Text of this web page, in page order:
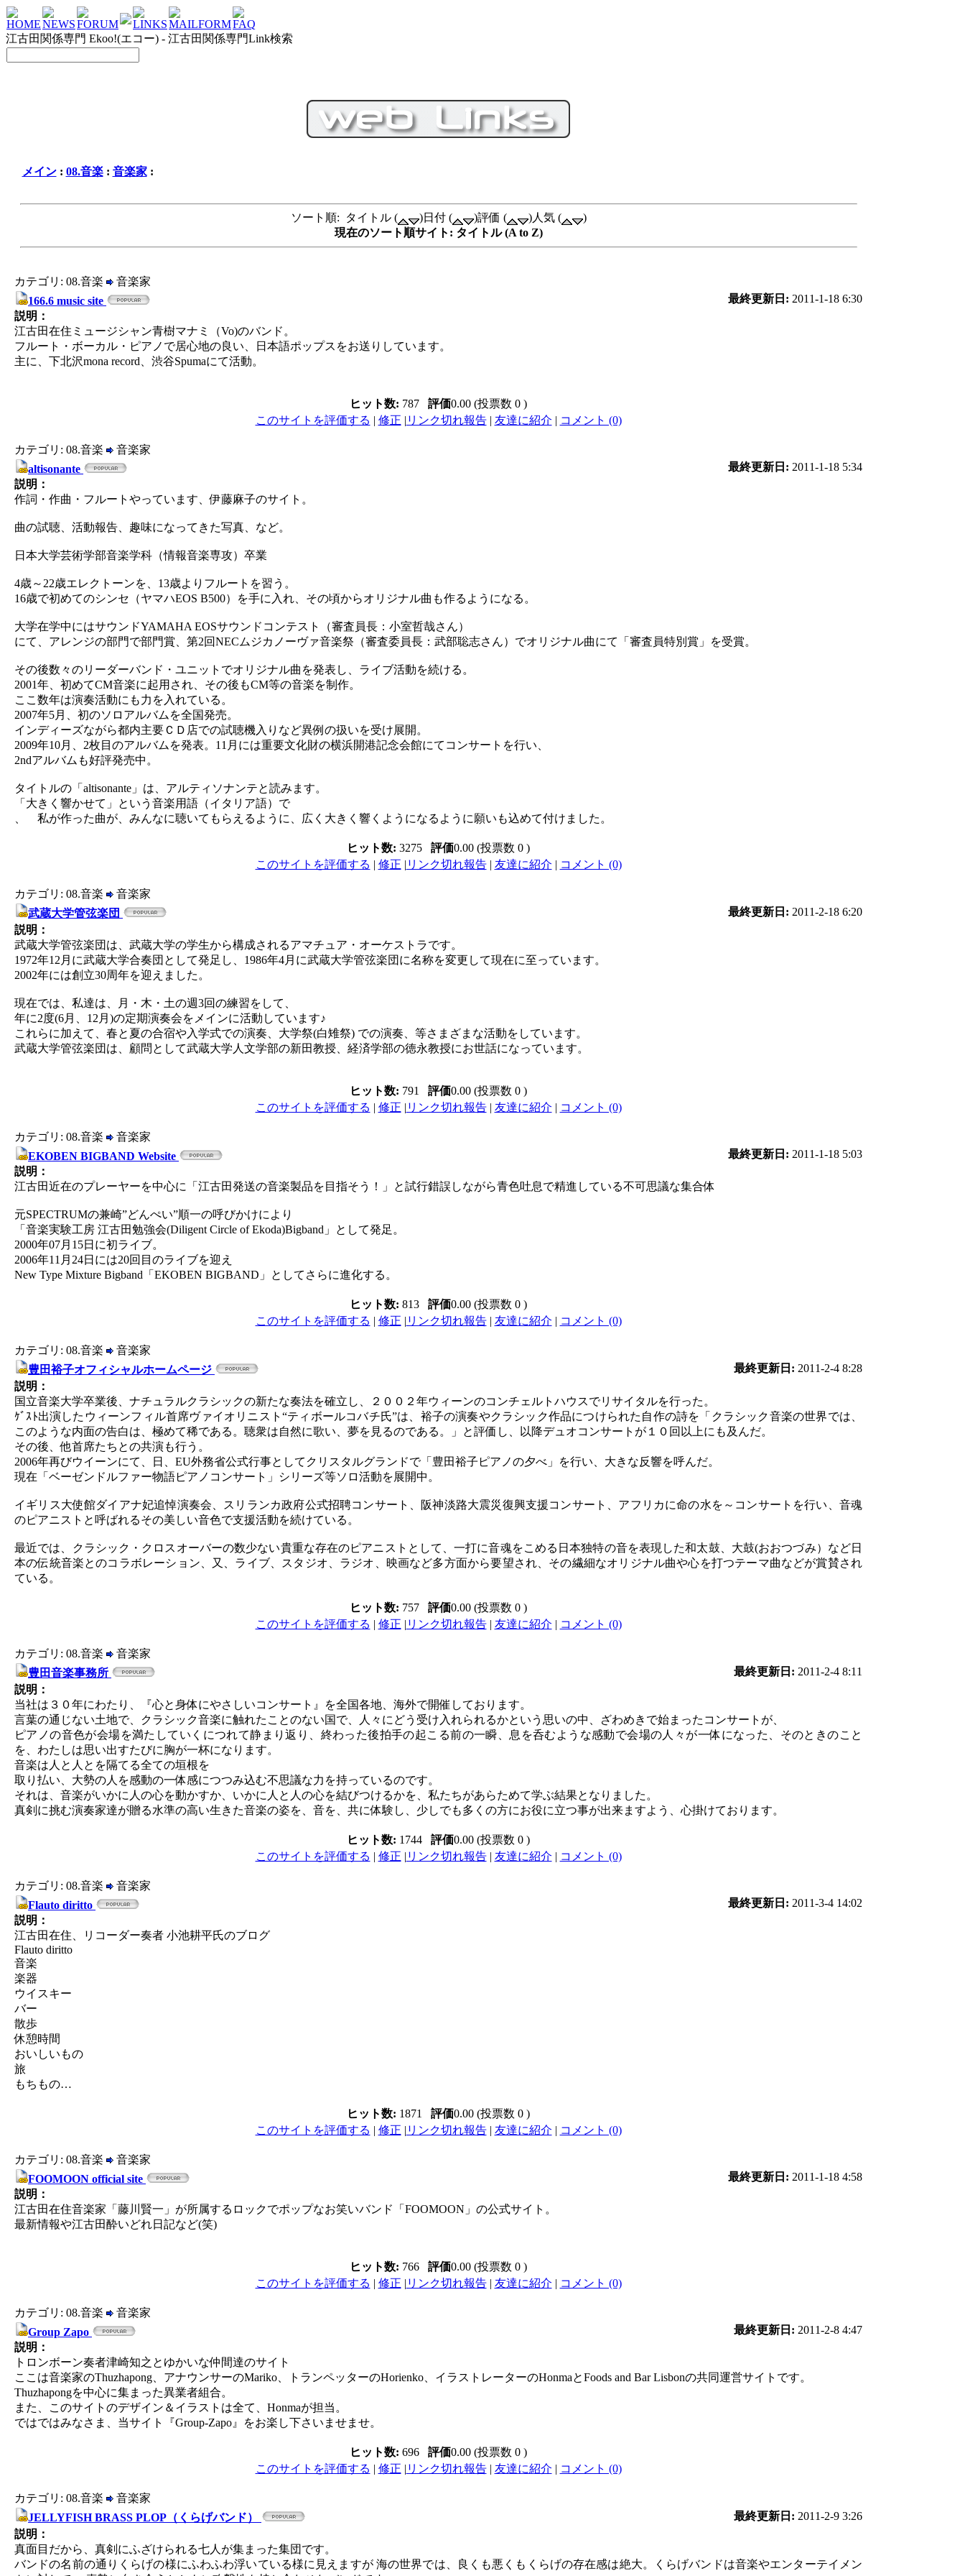
HOMENEWSFORUM LINKSMAILFORMFAQ
江古田関係専門 Ekoo!(エコー) - 江古田関係専門Link検索
メイン: 08.音楽: 音楽家:
ソート順: タイトル ( )日付 ( )評価 ( )人気 (
)
現在のソート順サイト: タイトル (A to Z)
カテゴリ: 08.音楽
音楽家
166.6 music site
最終更新日: 2011-1-18 6:30
説明：
江古田在住ミュージシャン青樹マナミ（Vo)のバンド。
フルート・ボーカル・ピアノで居心地の良い、日本語ポップスをお送りしています。
主に、下北沢mona record、渋谷Spumaにて活動。
ヒット数: 787 評価0.00 (投票数 0 )
このサイトを評価する | 修正 | リンク切れ報告| 友達に紹介 | コメント (0)
カテゴリ: 08.音楽
音楽家
altisonante
最終更新日: 2011-1-18 5:34
説明：
作詞・作曲・フルートやっています、伊藤麻子のサイト。
曲の試聴、活動報告、趣味になってきた写真、など。
日本大学芸術学部音楽学科（情報音楽専攻）卒業
4歳～22歳エレクトーンを、13歳よりフルートを習う。
16歳で初めてのシンセ（ヤマハEOS B500）を手に入れ、その頃からオリジナル曲も作るようになる。
大学在学中にはサウンドYAMAHA EOSサウンドコンテスト（審査員長：小室哲哉さん）
にて、アレンジの部門で部門賞、第2回NECムジカノーヴァ音楽祭（審査委員長：武部聡志さん）でオリジナル曲にて「審査員特別賞」を受賞。
その後数々のリーダーバンド・ユニットでオリジナル曲を発表し、ライブ活動を続ける。
2001年、初めてCM音楽に起用され、その後もCM等の音楽を制作。
ここ数年は演奏活動にも力を入れている。
2007年5月、初のソロアルバムを全国発売。
インディーズながら都内主要ＣＤ店での試聴機入りなど異例の扱いを受け展開。
2009年10月、2枚目のアルバムを発表。11月には重要文化財の横浜開港記念会館にてコンサートを行い、
2ndアルバムも好評発売中。
タイトルの「altisonante」は、アルティソナンテと読みます。
「大きく響かせて」という音楽用語（イタリア語）で
、 私が作った曲が、みんなに聴いてもらえるように、広く大きく響くようになるように願いも込めて付けました。
ヒット数: 3275 評価0.00 (投票数 0 )
このサイトを評価する | 修正 | リンク切れ報告| 友達に紹介 | コメント (0)
カテゴリ: 08.音楽
音楽家
武蔵大学管弦楽団
最終更新日: 2011-2-18 6:20
説明：
武蔵大学管弦楽団は、武蔵大学の学生から構成されるアマチュア・オーケストラです。
1972年12月に武蔵大学合奏団として発足し、1986年4月に武蔵大学管弦楽団に名称を変更して現在に至っています。
2002年には創立30周年を迎えました。
現在では、私達は、月・木・土の週3回の練習をして、
年に2度(6月、12月)の定期演奏会をメインに活動しています♪
これらに加えて、春と夏の合宿や入学式での演奏、大学祭(白雉祭) での演奏、等さまざまな活動をしています。
武蔵大学管弦楽団は、顧問として武蔵大学人文学部の新田教授、経済学部の徳永教授にお世話になっています。
ヒット数: 791 評価0.00 (投票数 0 )
このサイトを評価する | 修正 | リンク切れ報告| 友達に紹介 | コメント (0)
カテゴリ: 08.音楽
音楽家
EKOBEN BIGBAND Website
最終更新日: 2011-1-18 5:03
説明：
江古田近在のプレーヤーを中心に「江古田発送の音楽製品を目指そう！」と試行錯誤しながら青色吐息で精進している不可思議な集合体
元SPECTRUMの兼崎”どんぺい”順一の呼びかけにより
「音楽実験工房 江古田勉強会(Diligent Circle of Ekoda)Bigband」として発足。
2000年07月15日に初ライブ。
2006年11月24日には20回目のライブを迎え
New Type Mixture Bigband「EKOBEN BIGBAND」としてさらに進化する。
ヒット数: 813 評価0.00 (投票数 0 )
このサイトを評価する | 修正 | リンク切れ報告| 友達に紹介 | コメント (0)
カテゴリ: 08.音楽
音楽家
豊田裕子オフィシャルホームページ
最終更新日: 2011-2-4 8:28
説明：
国立音楽大学卒業後、ナチュラルクラシックの新たな奏法を確立し、２００２年ウィーンのコンチェルトハウスでリサイタルを行った。
ｹﾞｽﾄ出演したウィーンフィル首席ヴァイオリニスト“ティボールコバチ氏”は、裕子の演奏やクラシック作品につけられた自作の詩を「クラシック音楽の世界では、
このような内面の告白は、極めて稀である。聴衆は自然に歌い、夢を見るのである。」と評価し、以降デュオコンサートが１０回以上にも及んだ。
その後、他首席たちとの共演も行う。
2006年再びウイーンにて、日、EU外務省公式行事としてクリスタルグランドで「豊田裕子ピアノの夕べ」を行い、大きな反響を呼んだ。
現在「ベーゼンドルファー物語ピアノコンサート」シリーズ等ソロ活動を展開中。
イギリス大使館ダイアナ妃追悼演奏会、スリランカ政府公式招聘コンサート、阪神淡路大震災復興支援コンサート、アフリカに命の水を～コンサートを行い、音魂
のピアニストと呼ばれるその美しい音色で支援活動を続けている。
最近では、クラシック・クロスオーバーの数少ない貴重な存在のピアニストとして、一打に音魂をこめる日本独特の音を表現した和太鼓、大鼓(おおつづみ）など日
本の伝統音楽とのコラボレーション、又、ライブ、スタジオ、ラジオ、映画など多方面から要望され、その繊細なオリジナル曲や心を打つテーマ曲などが賞賛され
ている。
ヒット数: 757 評価0.00 (投票数 0 )
このサイトを評価する | 修正 | リンク切れ報告| 友達に紹介 | コメント (0)
カテゴリ: 08.音楽
音楽家
豊田音楽事務所
最終更新日: 2011-2-4 8:11
説明：
当社は３０年にわたり、『心と身体にやさしいコンサート』を全国各地、海外で開催しております。
言葉の通じない土地で、クラシック音楽に触れたことのない国で、人々にどう受け入れられるかという思いの中、ざわめきで始まったコンサートが、
ピアノの音色が会場を満たしていくにつれて静まり返り、終わった後拍手の起こる前の一瞬、息を呑むような感動で会場の人々が一体になった、そのときのこと
を、わたしは思い出すたびに胸が一杯になります。
音楽は人と人とを隔てる全ての垣根を
取り払い、大勢の人を感動の一体感につつみ込む不思議な力を持っているのです。
それは、音楽がいかに人の心を動かすか、いかに人と人の心を結びつけるかを、私たちがあらためて学ぶ結果となりました。
真剣に挑む演奏家達が贈る水準の高い生きた音楽の姿を、音を、共に体験し、少しでも多くの方にお役に立つ事が出来ますよう、心掛けております。
ヒット数: 1744 評価0.00 (投票数 0 )
このサイトを評価する | 修正 | リンク切れ報告| 友達に紹介 | コメント (0)
カテゴリ: 08.音楽
音楽家
Flauto diritto
最終更新日: 2011-3-4 14:02
説明：
江古田在住、リコーダー奏者 小池耕平氏のブログ
Flauto diritto
音楽
楽器
ウイスキー
バー
散歩
休憩時間
おいしいもの
旅
もちもの…
ヒット数: 1871 評価0.00 (投票数 0 )
このサイトを評価する | 修正 | リンク切れ報告| 友達に紹介 | コメント (0)
カテゴリ: 08.音楽
音楽家
FOOMOON official site
最終更新日: 2011-1-18 4:58
説明：
江古田在住音楽家「藤川賢一」が所属するロックでポップなお笑いバンド「FOOMOON」の公式サイト。
最新情報や江古田酔いどれ日記など(笑)
ヒット数: 766 評価0.00 (投票数 0 )
このサイトを評価する | 修正 | リンク切れ報告| 友達に紹介 | コメント (0)
カテゴリ: 08.音楽
音楽家
Group Zapo
最終更新日: 2011-2-8 4:47
説明：
トロンボーン奏者津崎知之とゆかいな仲間達のサイト
ここは音楽家のThuzhapong、アナウンサーのMariko、トランペッターのHorienko、イラストレーターのHonmaとFoods and Bar Lisbonの共同運営サイトです。
Thuzhapongを中心に集まった異業者組合。
また、このサイトのデザイン＆イラストは全て、Honmaが担当。
ではではみなさま、当サイト『Group-Zapo』をお楽し下さいませませ。
ヒット数: 696 評価0.00 (投票数 0 )
このサイトを評価する | 修正 | リンク切れ報告| 友達に紹介 | コメント (0)
カテゴリ: 08.音楽
音楽家
JELLYFISH BRASS PLOP（くらげバンド）
最終更新日: 2011-2-9 3:26
説明：
真面目だから、真剣にふざけられる七人が集まった集団です。
バンドの名前の通りくらげの様にふわふわ浮いている様に見えますが 海の世界では、良くも悪くもくらげの存在感は絶大。くらげバンドは音楽やエンターテイメン